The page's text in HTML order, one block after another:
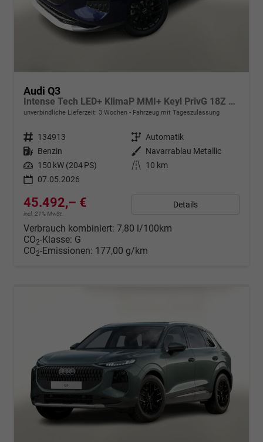
Audi Q3
Intense Tech LED+ KlimaP MMI+ Keyl PrivG 18Z eHK PDC+
unverbindliche Lieferzeit: 3 Wochen Fahrzeug mit Tageszulassung
Fahrzeugnr. 134913 Getriebe Automatik
Kraftstoff Benzin Außenfarbe Navarrablau Metallic
Leistung 150 kW (204 PS) Kilometerstand
10 km
07.05.2026
45.492,– €
incl. 21% MwSt.
Details
Verbrauch kombiniert: 7,80 l/100km
CO2-Klasse: G
CO2-Emissionen: 177,00 g/km